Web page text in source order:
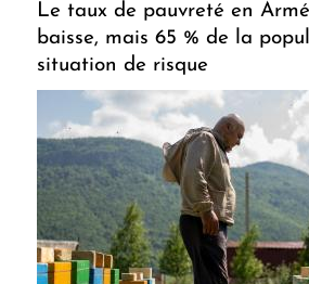
Le taux de pauvreté en
baisse, mais 65 % de la
situation de risque